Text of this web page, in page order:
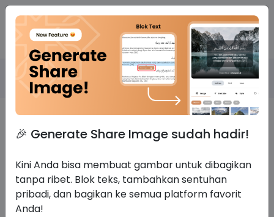
Ahlul Quran
Doa Saat Menghadapi Ujian
🎉 Generate Share Image sudah hadir!
Kini Anda bisa membuat gambar untuk dibagikan
tanpa ribet. Blok teks, tambahkan sentuhan
pribadi, dan bagikan ke semua platform favorit
Anda!